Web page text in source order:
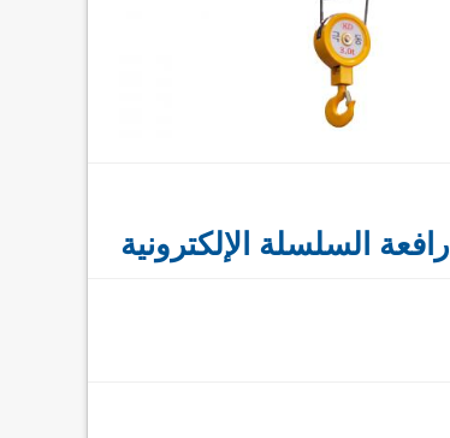
رافعة السلسلة الإلكترونية